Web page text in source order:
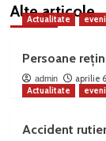
Alte articole
Actualitate
Persoane
admin
aprilie
Actualitate
Accident